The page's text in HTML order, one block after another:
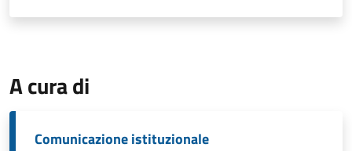
A cura di
Comunicazione istituzionale